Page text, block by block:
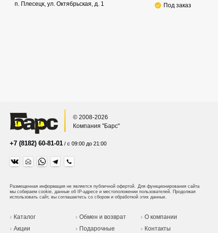
п. Плесецк, ул. Октябрьская, д. 1
Под заказ
© 2008-2026
Компания "Барс"
+7 (8182) 60-81-01 / с 09:00 до 21:00
Размещенная информация не является публичной офертой. Для функционирования сайта
мы собираем cookie, данные об IP-адресе и местоположении пользователей. Продолжая
использовать сайт, вы соглашаетесь со сбором и обработкой этих данных.
Каталог
Акции
Обмен и возврат
Подарочные
О компании
Контакты